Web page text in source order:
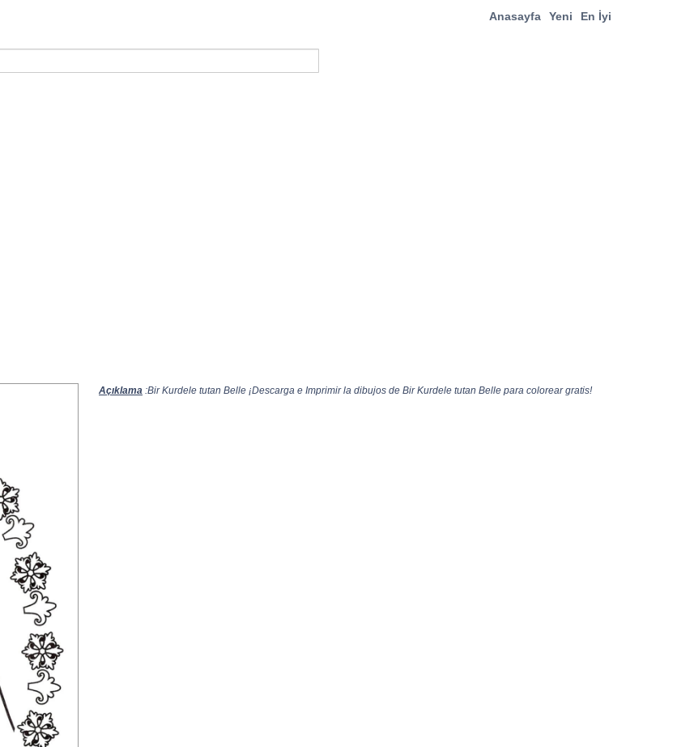
Anasayfa Yeni En İyi
Açıklama :Bir Kurdele tutan Belle ¡Descarga e Imprimir la dibujos de Bir Kurdele tutan Belle para colorear gratis!